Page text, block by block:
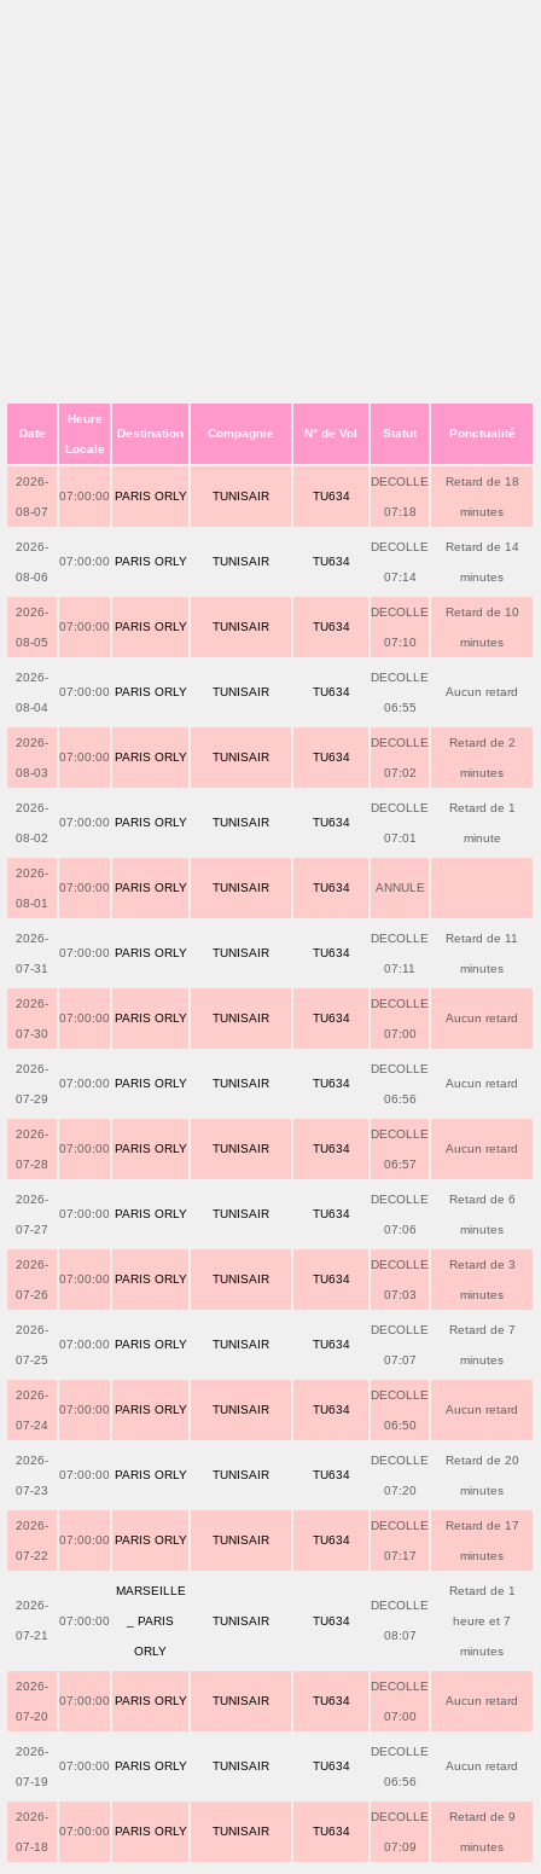
Date
Heure
Locale
Destination Compagnie N° de Vol Statut Ponctualité
2026-
08-07
07:00:00 PARIS ORLY TUNISAIR TU634
DECOLLE
07:18
Retard de 18
minutes
2026-
08-06
07:00:00 PARIS ORLY TUNISAIR TU634
DECOLLE
07:14
Retard de 14
minutes
2026-
08-05
07:00:00 PARIS ORLY TUNISAIR TU634
DECOLLE
07:10
Retard de 10
minutes
2026-
08-04
07:00:00 PARIS ORLY TUNISAIR TU634
DECOLLE
06:55
Aucun retard
2026-
08-03
07:00:00 PARIS ORLY TUNISAIR TU634
DECOLLE
07:02
Retard de 2
minutes
2026-
08-02
07:00:00 PARIS ORLY TUNISAIR TU634
DECOLLE
07:01
Retard de 1
minute
2026-
08-01
07:00:00 PARIS ORLY TUNISAIR TU634 ANNULE
2026-
07-31
07:00:00 PARIS ORLY TUNISAIR TU634
DECOLLE
07:11
Retard de 11
minutes
2026-
07-30
07:00:00 PARIS ORLY TUNISAIR TU634
DECOLLE
07:00
Aucun retard
2026-
07-29
07:00:00 PARIS ORLY TUNISAIR TU634
DECOLLE
06:56
Aucun retard
2026-
07-28
07:00:00 PARIS ORLY TUNISAIR TU634
DECOLLE
06:57
Aucun retard
2026-
07-27
07:00:00 PARIS ORLY TUNISAIR TU634
DECOLLE
07:06
Retard de 6
minutes
2026-
07-26
07:00:00 PARIS ORLY TUNISAIR TU634
DECOLLE
07:03
Retard de 3
minutes
2026-
07-25
07:00:00 PARIS ORLY TUNISAIR TU634
DECOLLE
07:07
Retard de 7
minutes
2026-
07-24
07:00:00 PARIS ORLY TUNISAIR TU634
DECOLLE
06:50
Aucun retard
2026-
07-23
07:00:00 PARIS ORLY TUNISAIR TU634
DECOLLE
07:20
Retard de 20
minutes
2026-
07-22
07:00:00 PARIS ORLY TUNISAIR TU634
DECOLLE
07:17
Retard de 17
minutes
2026-
07-21
07:00:00
MARSEILLE
_ PARIS
ORLY
TUNISAIR TU634
DECOLLE
08:07
Retard de 1
heure et 7
minutes
2026-
07-20
07:00:00 PARIS ORLY TUNISAIR TU634
DECOLLE
07:00
Aucun retard
2026-
07-19
07:00:00 PARIS ORLY TUNISAIR TU634
DECOLLE
06:56
Aucun retard
2026-
07-18
07:00:00 PARIS ORLY TUNISAIR TU634
DECOLLE
07:09
Retard de 9
minutes